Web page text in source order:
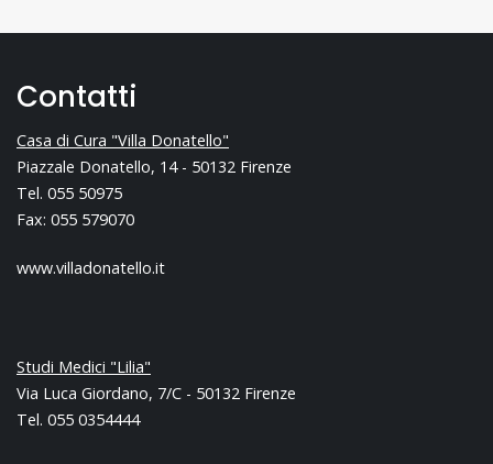
Contatti
Casa di Cura "Villa Donatello"
Piazzale Donatello, 14 - 50132 Firenze
Tel. 055 50975
Fax: 055 579070
www.villadonatello.it
Studi Medici "Lilia"
Via Luca Giordano, 7/C - 50132 Firenze
Tel. 055 0354444